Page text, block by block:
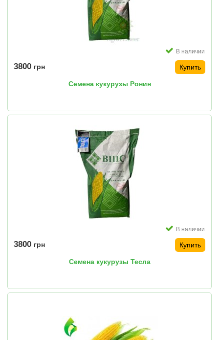
В наличии
3800 грн Купить
Семена кукурузы Ронин
В наличии
3800 грн Купить
Семена кукурузы Тесла